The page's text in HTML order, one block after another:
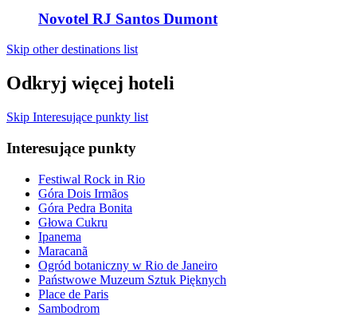
Novotel RJ Santos Dumont
Skip other destinations list
Odkryj więcej hoteli
Skip Interesujące punkty list
Interesujące punkty
Festiwal Rock in Rio
Góra Dois Irmãos
Góra Pedra Bonita
Głowa Cukru
Ipanema
Maracanã
Ogród botaniczny w Rio de Janeiro
Państwowe Muzeum Sztuk Pięknych
Place de Paris
Sambodrom